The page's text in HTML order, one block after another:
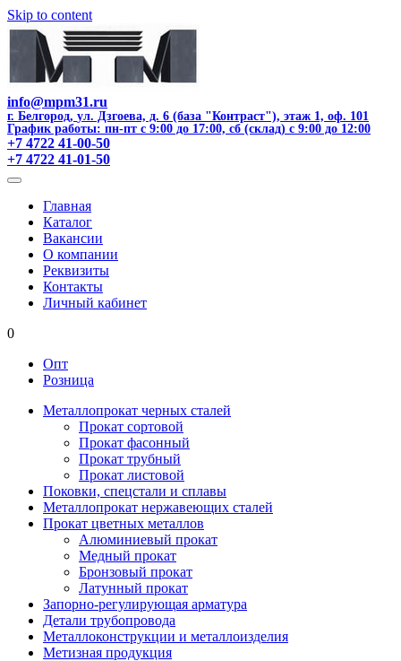
Skip to content
info@mpm31.ru
г. Белгород, ул. Дзгоева, д. 6 (база "Контраст"), этаж 1, оф. 101
График работы: пн-пт с 9:00 до 17:00, сб (склад) с 9:00 до 12:00
+7 4722 41-00-50
+7 4722 41-01-50
Главная
Каталог
Вакансии
О компании
Реквизиты
Контакты
Личный кабинет
0
Опт
Розница
Металлопрокат черных сталей
Прокат сортовой
Прокат фасонный
Прокат трубный
Прокат листовой
Поковки, спецстали и сплавы
Металлопрокат нержавеющих сталей
Прокат цветных металлов
Алюминиевый прокат
Медный прокат
Бронзовый прокат
Латунный прокат
Запорно-регулирующая арматура
Детали трубопровода
Металлоконструкции и металлоизделия
Метизная продукция